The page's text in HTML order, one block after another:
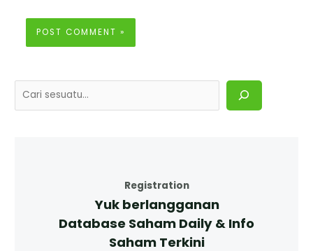
Registration
Yuk berlangganan
Database Saham Daily & Info
Saham Terkini